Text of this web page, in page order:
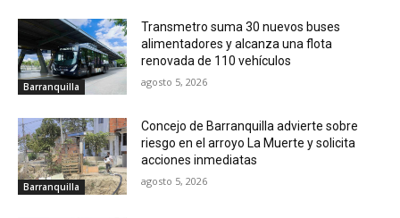
Barranquilla
Transmetro suma 30 nuevos buses
alimentadores y alcanza una flota
renovada de 110 vehículos
agosto 5, 2026
Barranquilla
Concejo de Barranquilla advierte sobre
riesgo en el arroyo La Muerte y solicita
acciones inmediatas
agosto 5, 2026